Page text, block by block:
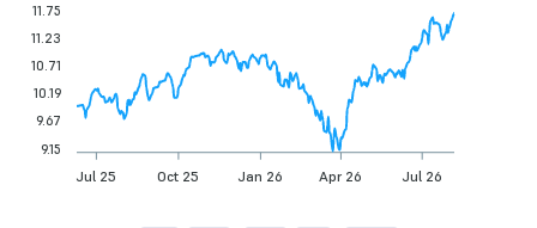
Jul 25 Oct 25 Jan 26 Apr 26 Jul 26
11.75
11.23
10.71
10.19
9.67
9.15